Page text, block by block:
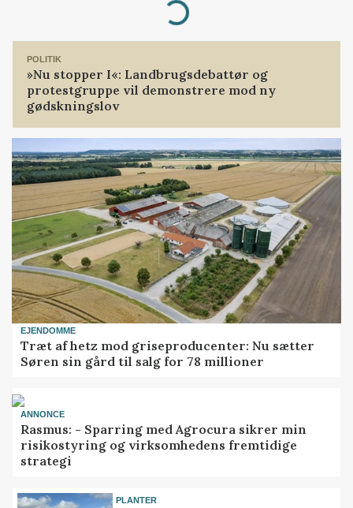
Loading...
POLITIK
»Nu stopper I«: Landbrugsdebattør og
protestgruppe vil demonstrere mod ny
gødskningslov
EJENDOMME
Træt af hetz mod griseproducenter: Nu sætter
Søren sin gård til salg for 78 millioner
ANNONCE
Rasmus: - Sparring med Agrocura sikrer min
risikostyring og virksomhedens fremtidige
strategi
PLANTER